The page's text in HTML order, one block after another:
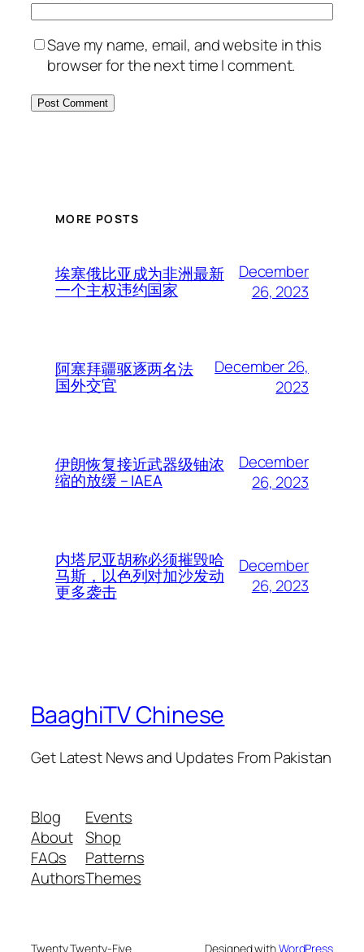
Save my name, email, and website in this
browser for the next time I comment.
MORE POSTS
埃塞俄比亚成为非洲最新
一个主权违约国家
December
26, 2023
阿塞拜疆驱逐两名法
国外交官
December 26,
2023
伊朗恢复接近武器级铀浓
缩的放缓 – IAEA
December
26, 2023
内塔尼亚胡称必须摧毁哈
马斯，以色列对加沙发动
更多袭击
December
26, 2023
BaaghiTV Chinese
Get Latest News and Updates From Pakistan
Blog
About
FAQs
Authors
Events
Shop
Patterns
Themes
Twenty Twenty-Five Designed withWordPress